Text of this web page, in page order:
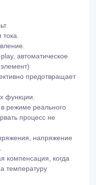
предотвращает
функции.
режиме реального
процесс не
напряжение
компенсация, когда
температуру
сохранены,
сплавов (один
системы.